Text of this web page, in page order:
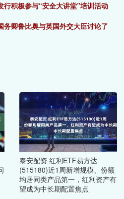
行积极参与“安全大讲堂”培训活动
务卿鲁比奥与英国外交大臣讨论了
泰安配资 红利ETF易方达
(515180)近1周新增规模、份额
均居同类产品第一，红利资产有
望成为中长期配置焦点